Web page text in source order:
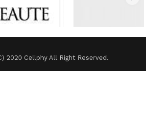
2020 Cellphy All Right Reserved.